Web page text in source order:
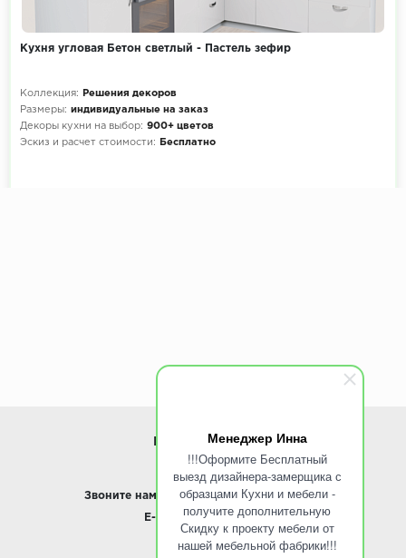
Менеджер Инна
!!!Оформите Бесплатный
выезд дизайнера-замерщика с
образцами Кухни и мебели -
получите дополнительную
Скидку к проекту мебели от
нашей мебельной фабрики!!!
Кухня угловая Бетон светлый - Пастель зефир
Коллекция:
Решения декоров
Размеры: индивидуальные на заказ
Декоры кухни на выбор: 900+ цветов
Эскиз и расчет стоимости:
Бесплатно
ИНФОРМАЦИЯ
www.ROINST.ru
Звоните нам: 8 495 797-10-50 / Whatsapp
E-mail: info@roinst.ru
О КОМПАНИИ